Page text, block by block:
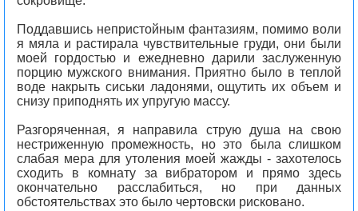
Поддавшись непристойным фантазиям, помимо воли
я мяла и растирала чувствительные груди, они были
моей гордостью и ежедневно дарили заслуженную
порцию мужского внимания. Приятно было в теплой
воде накрыть сиськи ладонями, ощутить их объем и
снизу приподнять их упругую массу.
Разгоряченная, я направила струю душа на свою
нестриженную промежность, но это была слишком
слабая мера для утоления моей жажды - захотелось
сходить в комнату за вибратором и прямо здесь
окончательно расслабиться, но при данных
обстоятельствах это было чертовски рисковано.